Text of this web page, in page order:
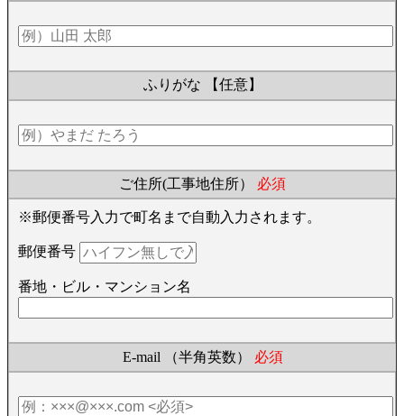
ふりがな 【任意】
ご住所(工事地住所） 必須
※郵便番号入力で町名まで自動入力されます。
郵便番号
番地・ビル・マンション名
E-mail （半角英数） 必須